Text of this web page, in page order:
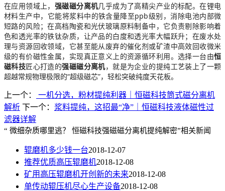
在应用领域上， 强磁磁分离机几乎成为了高精尖产业的标配。在锂电
材料生产中，它能将浆料中的铁含量降至ppb级别，消除电池内部微
短路的风险；在高档陶瓷和光伏玻璃原料制备中，它负责剔除影响着
色和透光率的铁钛杂质，让产品的白度和透光率大幅跃升；在废水处
理与资源回收领域，它甚至能从废弃的催化剂或矿渣中高效回收微米
级的有价磁性金属，实现真正意义上的资源循环利用。选择一台由恒
磁科技匠心打造的强磁磁分离机，就是为企业的提纯工艺装上了一颗
超越常规物理极限的“超级磁芯”，轻松突破纯度天花板。
上一个：
一机分选，粉材提纯利器｜恒磁科技筒式磁分离机
解析 下一个： 浆料提纯，这招最“净”｜恒磁科技液体磁性过
滤器详解
“ 微细杂质哪里逃？ 恒磁科技强磁磁分离机提纯解密”相关新闻
辊磨机多少钱一台2018-12-07
推荐优质高压辊磨机2018-12-08
矿用高压辊磨机开创新的未来2018-12-08
单传动辊压机尽心生产设备2018-12-08